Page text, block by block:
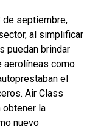
de septiembre,
al simplificar
puedan brindar
aerolíneas como
el
Air Class
obtener la
nuevo